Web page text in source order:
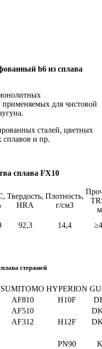
h6 из сплава
применяемых для чистовой
сталей, цветных
сплавов и пр.
сплава FX10
Твердость,
HRA
Плотность,
г/см3
92,3 14,4
стержней
SUMITOMO HYPERION
AF810 H10F
AF510
AF312 H12F
PN90